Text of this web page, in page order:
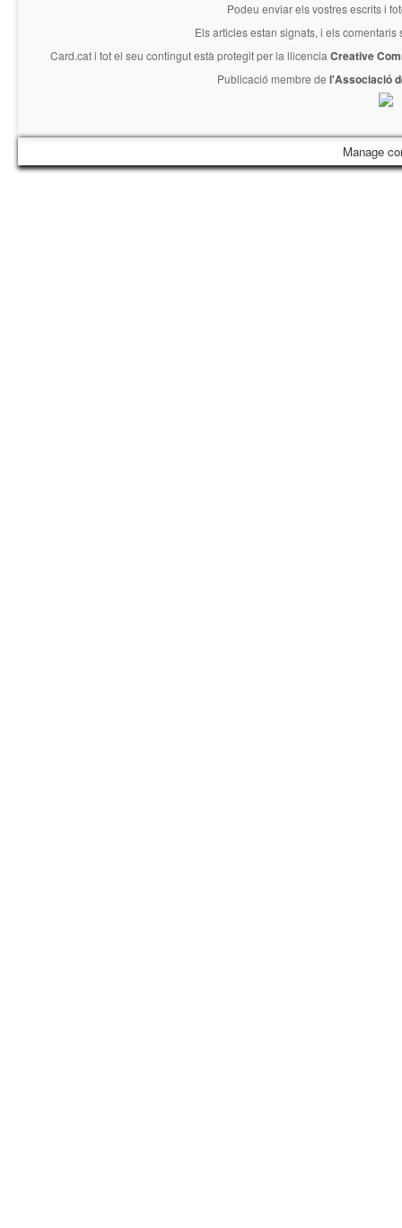
Podeu enviar els vostres escrits i
Els articles estan signats, i els
Card.cati tot el seu contingut està protegit per la llicencia Creative
Publicació membre de l'Associació
Manage